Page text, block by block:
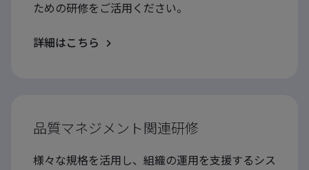
ための研修をご活用ください。
詳細はこちら
品質マネジメント関連研修
様々な規格を活用し、組織の運用を支援するシス